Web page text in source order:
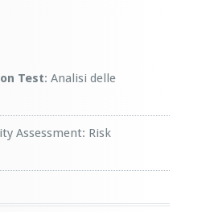
Test: Analisi delle
Assessment: Risk